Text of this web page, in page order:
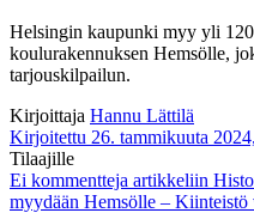
Helsingin kaupunki myy yli
koulurakennuksen Hemsölle,
tarjouskilpailun.
Kirjoittaja Hannu Lättilä
Kirjoitettu 26. tammikuuta
Tilaajille
Ei kommentteja artikkeliin
myydään Hemsölle – Kiinteistö